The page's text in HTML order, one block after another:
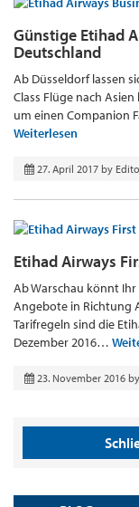
Günstige Etihad
Deutschland
Ab Düsseldorf lassen
Class Flüge nach
um einen Companion
Weiterlesen
27. April 2017 by
Etihad Airways
Ab Warschau könnt
Angebote in Richtung
Tarifregeln sind die
Dezember 2016…
23. November 2016 by